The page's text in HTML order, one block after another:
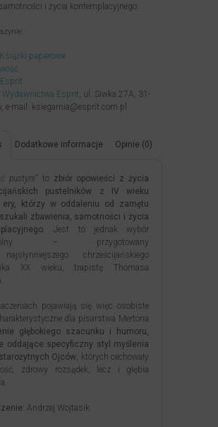
i życia kontemplacyjnego.
Książki papierowe
Esprit
Wydawnictwa Esprit, ul. Siwka 27A, 31-
e-mail: ksiegarnia@esprit.com.pl
Dodatkowe informacje Opinie (0)
pustyni”to zbiór opowieści z życia
pustelników z IV wieku
ery, którzy w oddaleniu od zamętu
zbawienia, samotności i życia
Jest to jednak wybór
– przygotowany
chrześcijańskiego
XX wieku, trapistę Thomasa
pojawiają się więc osobiste
dla pisarstwa Mertona
głębokiego szacunku i humoru,
oddające specyficzny styl myślenia
Ojców, których cechowały
zdrowy rozsądek, lecz i głębia
Andrzej Wojtasik